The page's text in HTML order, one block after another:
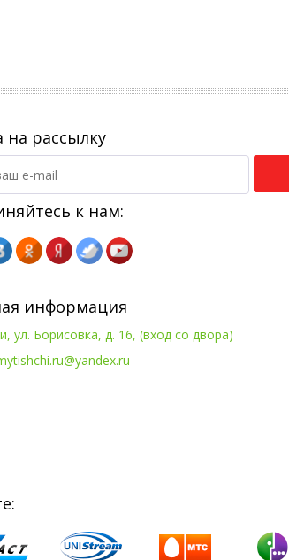
на рассылку
к нам:
информация
ул. Борисовка, д. 16, (вход со двора)